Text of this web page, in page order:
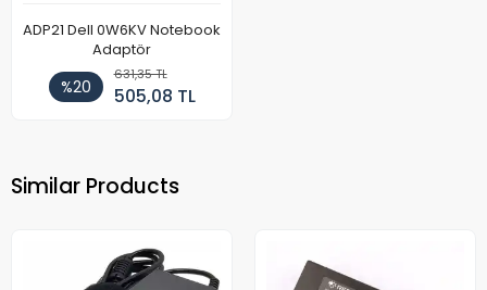
ADP21 Dell 0W6KV Notebook
Adaptör
%20
631,35 TL
505,08 TL
Similar Products